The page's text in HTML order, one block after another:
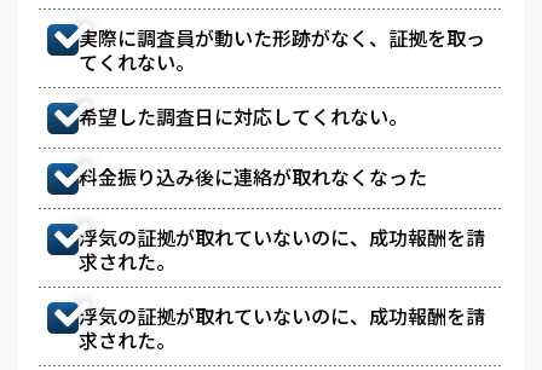
実際に調査員が動いた形跡がなく、証拠を取っ
てくれない。
希望した調査日に対応してくれない。
料金振り込み後に連絡が取れなくなった
浮気の証拠が取れていないのに、成功報酬を請
求された。
浮気の証拠が取れていないのに、成功報酬を請
求された。